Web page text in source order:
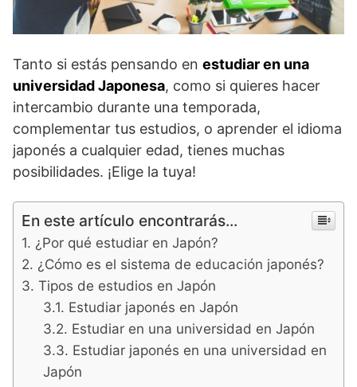
Tanto si estás pensando en estudiar en una
universidad Japonesa, como si quieres hacer
intercambio durante una temporada,
complementar tus estudios, o aprender el idioma
japonés a cualquier edad, tienes muchas
posibilidades. ¡Elige la tuya!
En este artículo encontrarás...
¿Por qué estudiar en Japón?
¿Cómo es el sistema de educación japonés?
Tipos de estudios en Japón
Estudiar japonés en Japón
Estudiar en una universidad en Japón
Estudiar japonés en una universidad en
Japón